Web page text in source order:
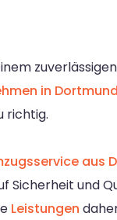
in Dortmund
richtig.
aus
Sicherheit und
Leistungen